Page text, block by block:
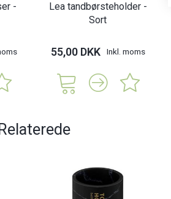
-
Lea tandbørsteholder -
Sort
55,00 DKK Inkl. moms